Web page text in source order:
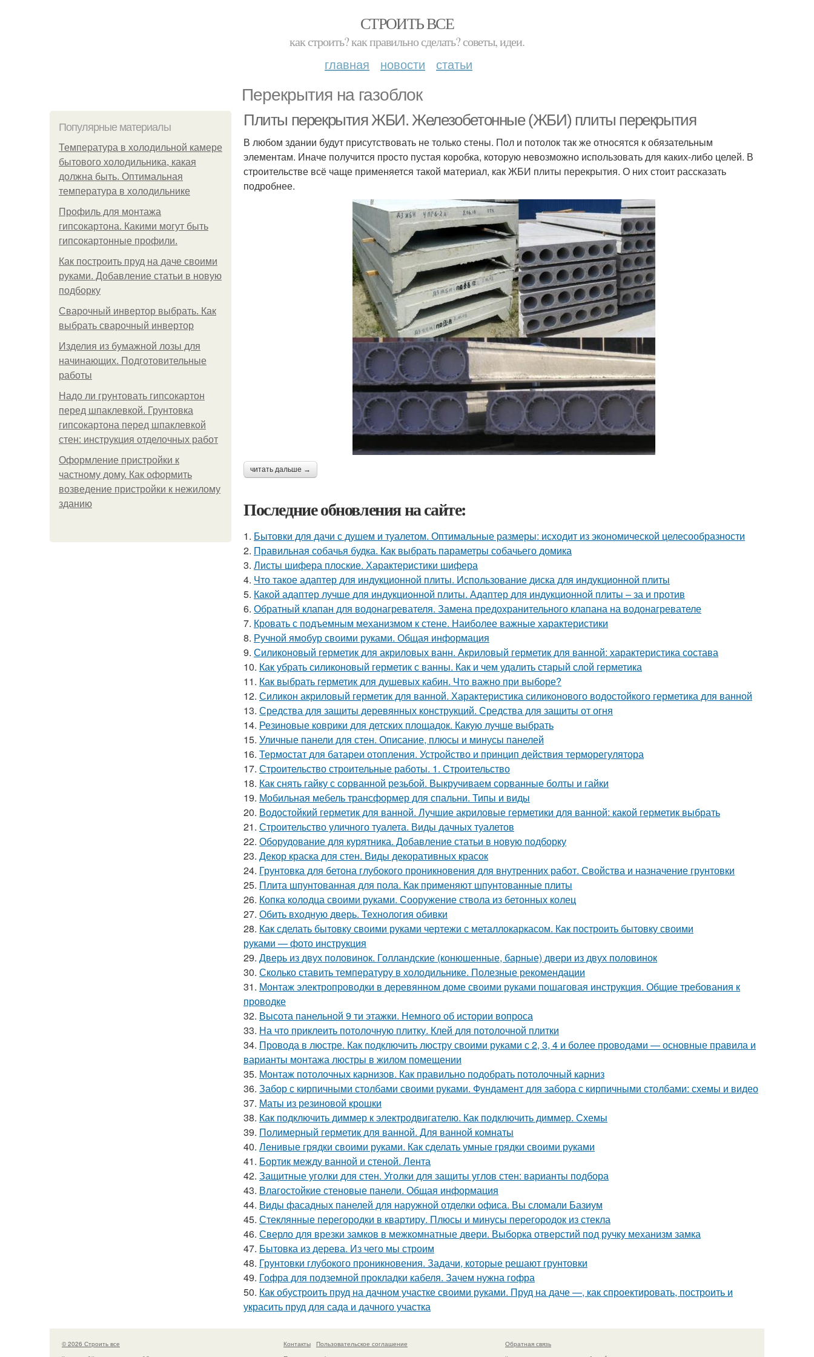
СТРОИТЬ ВСЕ
как строить? как правильно сделать? советы, идеи.
главная новости статьи
Перекрытия на газоблок
Популярные материалы
Температура в холодильной камере
бытового холодильника, какая
должна быть. Оптимальная
температура в холодильнике
Профиль для монтажа
гипсокартона. Какими могут быть
гипсокартонные профили.
Как построить пруд на даче своими
руками. Добавление статьи в новую
подборку
Сварочный инвертор выбрать. Как
выбрать сварочный инвертор
Изделия из бумажной лозы для
начинающих. Подготовительные
работы
Надо ли грунтовать гипсокартон
перед шпаклевкой. Грунтовка
гипсокартона перед шпаклевкой
стен: инструкция отделочных работ
Оформление пристройки к
частному дому. Как оформить
возведение пристройки к нежилому
зданию
Плиты перекрытия ЖБИ. Железобетонные (ЖБИ) плиты перекрытия
В любом здании будут присутствовать не только стены. Пол и потолок так же относятся к обязательным
элементам. Иначе получится просто пустая коробка, которую невозможно использовать для каких-либо целей. В
строительстве всё чаще применяется такой материал, как ЖБИ плиты перекрытия. О них стоит рассказать
подробнее.
читать дальше →
Последние обновления на сайте:
1. Бытовки для дачи с душем и туалетом. Оптимальные размеры: исходит из экономической целесообразности
2. Правильная собачья будка. Как выбрать параметры собачьего домика
3. Листы шифера плоские. Характеристики шифера
4. Что такое адаптер для индукционной плиты. Использование диска для индукционной плиты
5. Какой адаптер лучше для индукционной плиты. Адаптер для индукционной плиты – за и против
6. Обратный клапан для водонагревателя. Замена предохранительного клапана на водонагревателе
7. Кровать с подъемным механизмом к стене. Наиболее важные характеристики
8. Ручной ямобур своими руками. Общая информация
9. Силиконовый герметик для акриловых ванн. Акриловый герметик для ванной: характеристика состава
10. Как убрать силиконовый герметик с ванны. Как и чем удалить старый слой герметика
11. Как выбрать герметик для душевых кабин. Что важно при выборе?
12. Силикон акриловый герметик для ванной. Характеристика силиконового водостойкого герметика для ванной
13. Средства для защиты деревянных конструкций. Средства для защиты от огня
14. Резиновые коврики для детских площадок. Какую лучше выбрать
15. Уличные панели для стен. Описание, плюсы и минусы панелей
16. Термостат для батареи отопления. Устройство и принцип действия терморегулятора
17. Строительство строительные работы. 1. Строительство
18. Как снять гайку с сорванной резьбой. Выкручиваем сорванные болты и гайки
19. Мобильная мебель трансформер для спальни. Типы и виды
20. Водостойкий герметик для ванной. Лучшие акриловые герметики для ванной: какой герметик выбрать
21. Строительство уличного туалета. Виды дачных туалетов
22. Оборудование для курятника. Добавление статьи в новую подборку
23. Декор краска для стен. Виды декоративных красок
24. Грунтовка для бетона глубокого проникновения для внутренних работ. Свойства и назначение грунтовки
25. Плита шпунтованная для пола. Как применяют шпунтованные плиты
26. Копка колодца своими руками. Сооружение ствола из бетонных колец
27. Обить входную дверь. Технология обивки
28. Как сделать бытовку своими руками чертежи с металлокаркасом. Как построить бытовку своими
руками — фото инструкция
29. Дверь из двух половинок. Голландские (конюшенные, барные) двери из двух половинок
30. Сколько ставить температуру в холодильнике. Полезные рекомендации
31. Монтаж электропроводки в деревянном доме своими руками пошаговая инструкция. Общие требования к
проводке
32. Высота панельной 9 ти этажки. Немного об истории вопроса
33. На что приклеить потолочную плитку. Клей для потолочной плитки
34. Провода в люстре. Как подключить люстру своими руками с 2, 3, 4 и более проводами — основные правила и
варианты монтажа люстры в жилом помещении
35. Монтаж потолочных карнизов. Как правильно подобрать потолочный карниз
36. Забор с кирпичными столбами своими руками. Фундамент для забора с кирпичными столбами: схемы и видео
37. Маты из резиновой крошки
38. Как подключить диммер к электродвигателю. Как подключить диммер. Схемы
39. Полимерный герметик для ванной. Для ванной комнаты
40. Ленивые грядки своими руками. Как сделать умные грядки своими руками
41. Бортик между ванной и стеной. Лента
42. Защитные уголки для стен. Уголки для защиты углов стен: варианты подбора
43. Влагостойкие стеновые панели. Общая информация
44. Виды фасадных панелей для наружной отделки офиса. Вы сломали Базиум
45. Стеклянные перегородки в квартиру. Плюсы и минусы перегородок из стекла
46. Сверло для врезки замков в межкомнатные двери. Выборка отверстий под ручку механизм замка
47. Бытовка из дерева. Из чего мы строим
48. Грунтовки глубокого проникновения. Задачи, которые решают грунтовки
49. Гофра для подземной прокладки кабеля. Зачем нужна гофра
50. Как обустроить пруд на дачном участке своими руками. Пруд на даче —, как спроектировать, построить и
украсить пруд для сада и дачного участка
© 2026 Строить все Контакты
Пользовательское соглашение
Обратная связь